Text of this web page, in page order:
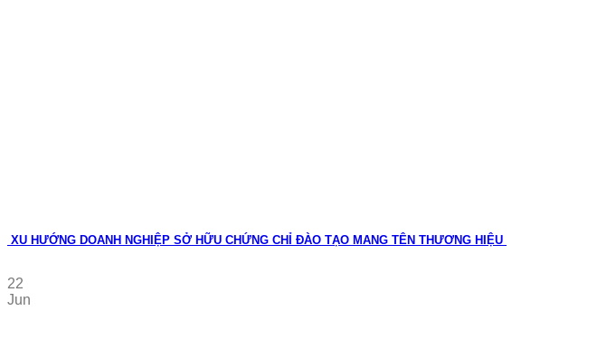
XU HƯỚNG DOANH NGHIỆP SỞ HỮU CHỨNG CHỈ ĐÀO TẠO MANG TÊN THƯƠNG HIỆU
22
Jun